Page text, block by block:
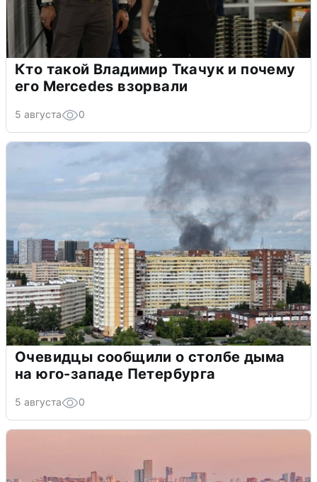
Кто такой Владимир Ткачук и почему
его Mercedes взорвали
5 августа 0
Очевидцы сообщили о столбе дыма
на юго-западе Петербурга
5 августа 0